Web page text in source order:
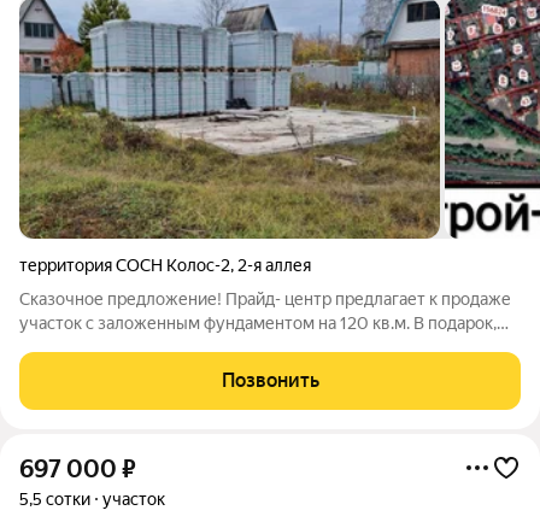
территория СОСН Колос-2, 2-я аллея
Сказочное предложение! Прайд- центр предлагает к продаже
участок с заложенным фундаментом на 120 кв.м. В подарок,
полностью, на весь дом. Материал- газобетон. Заведён стояк
газа, сделана
Позвонить
697 000 ₽
5,5 сотки участок